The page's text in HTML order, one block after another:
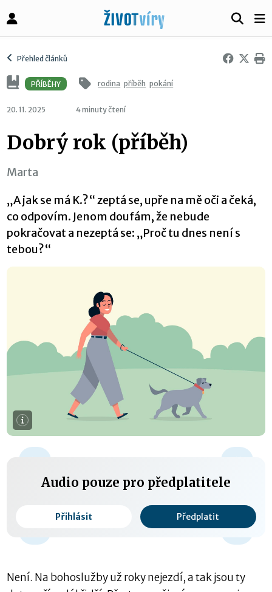
Přehled článků
PŘÍBĚHY rodina příběh pokání
20. 11. 2025 4 minuty čtení
Dobrý rok (příběh)
Marta
„A jak se má K.?“ zeptá se, upře na mě oči a čeká,
co odpovím. Jenom doufám, že nebude
pokračovat a nezeptá se: „Proč tu dnes není s
tebou?“
Audio pouze pro předplatitele
Přihlásit Předplatit
0:00 / 0:00
Není. Na bohoslužby už roky nejezdí, a tak jsou ty